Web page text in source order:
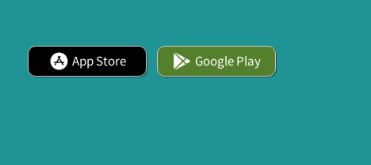
App Store Google Play